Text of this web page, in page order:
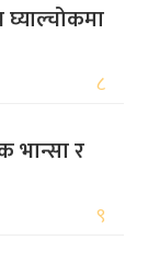
घ्याल्चोकमा
८
भान्सा र
९